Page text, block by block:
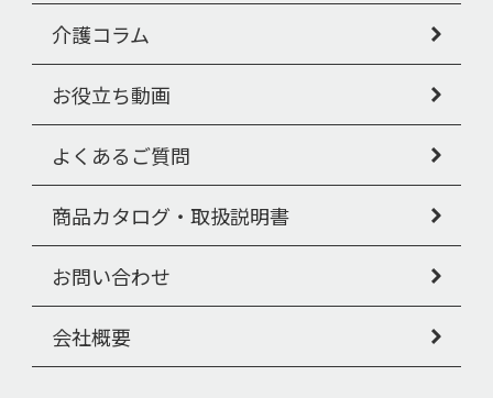
介護コラム
お役立ち動画
よくあるご質問
商品カタログ・取扱説明書
お問い合わせ
会社概要